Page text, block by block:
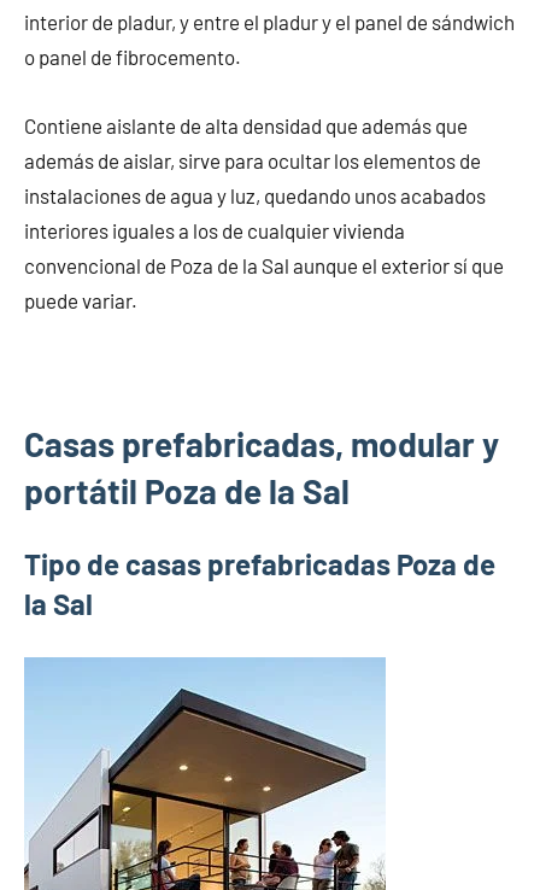
interior de pladur, y entre el pladur y el panel de sándwich
o panel de fibrocemento.
Contiene aislante de alta densidad que además que
además de aislar, sirve para ocultar los elementos de
instalaciones de agua y luz, quedando unos acabados
interiores iguales a los de cualquier vivienda
convencional de Poza de la Sal aunque el exterior sí que
puede variar.
Casas prefabricadas, modular y
portátil Poza de la Sal
Tipo de casas prefabricadas Poza de
la Sal